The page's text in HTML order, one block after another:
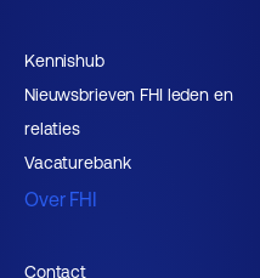
Kennishub
Nieuwsbrieven FHI leden en
relaties
Vacaturebank
Over FHI
Contact